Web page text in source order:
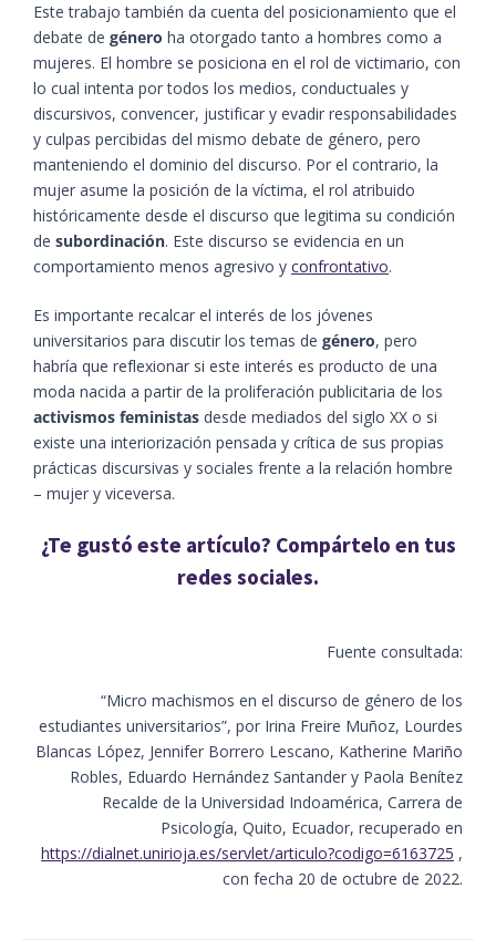
Este trabajo también da cuenta del posicionamiento que el
debate de género ha otorgado tanto a hombres como a
mujeres. El hombre se posiciona en el rol de victimario, con
lo cual intenta por todos los medios, conductuales y
discursivos, convencer, justificar y evadir responsabilidades
y culpas percibidas del mismo debate de género, pero
manteniendo el dominio del discurso. Por el contrario, la
mujer asume la posición de la víctima, el rol atribuido
históricamente desde el discurso que legitima su condición
de subordinación. Este discurso se evidencia en un
comportamiento menos agresivo y confrontativo.
Es importante recalcar el interés de los jóvenes
universitarios para discutir los temas de género, pero
habría que reflexionar si este interés es producto de una
moda nacida a partir de la proliferación publicitaria de los
activismos feministas desde mediados del siglo XX o si
existe una interiorización pensada y crítica de sus propias
prácticas discursivas y sociales frente a la relación hombre
– mujer y viceversa.
¿Te gustó este artículo? Compártelo en tus
redes sociales.
Fuente consultada:
“Micro machismos en el discurso de género de los
estudiantes universitarios”, por Irina Freire Muñoz, Lourdes
Blancas López, Jennifer Borrero Lescano, Katherine Mariño
Robles, Eduardo Hernández Santander y Paola Benítez
Recalde de la Universidad Indoamérica, Carrera de
Psicología, Quito, Ecuador, recuperado en
https://dialnet.unirioja.es/servlet/articulo?codigo=6163725 ,
con fecha 20 de octubre de 2022.